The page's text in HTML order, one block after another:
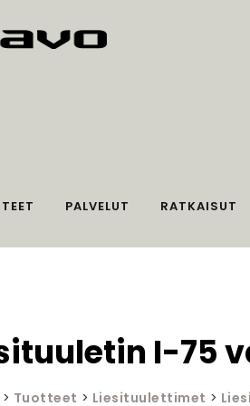
PALVELUT RATKAISUT
I-75
> Tuotteet > Liesituulettimet >